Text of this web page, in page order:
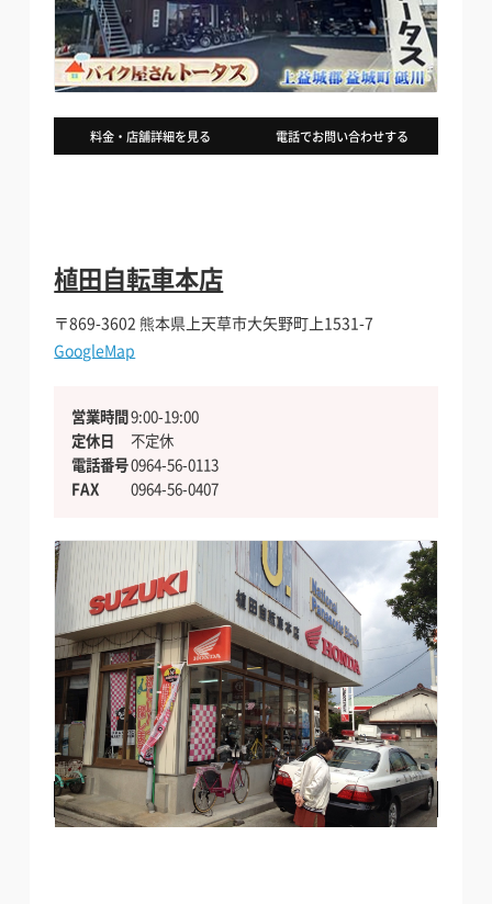
料金・店舗詳細を見る 電話でお問い合わせする
植田自転車本店
〒869-3602熊本県上天草市大矢野町上1531-7
GoogleMap
営業時間9:00-19:00
定休日
不定休
電話番号0964-56-0113
FAX
0964-56-0407
料金・店舗詳細を見る 電話でお問い合わせする